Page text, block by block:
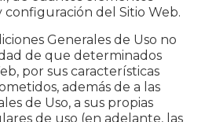
configuración del Sitio Web.
Generales de Uso no
de que determinados
por sus características
además de a las
de Uso, a sus propias
de uso (en adelante, las